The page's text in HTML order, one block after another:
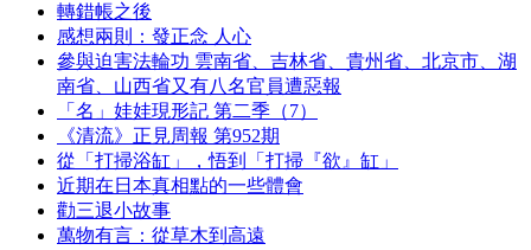
轉錯帳之後
感想兩則：發正念 人心
參與迫害法輪功 雲南省、吉林省、貴州省、北京市、湖
南省、山西省又有八名官員遭惡報
「名」娃娃現形記 第二季（7）
《清流》正見周報 第952期
從「打掃浴缸」，悟到「打掃『欲』缸」
近期在日本真相點的一些體會
勸三退小故事
萬物有言：從草木到高遠